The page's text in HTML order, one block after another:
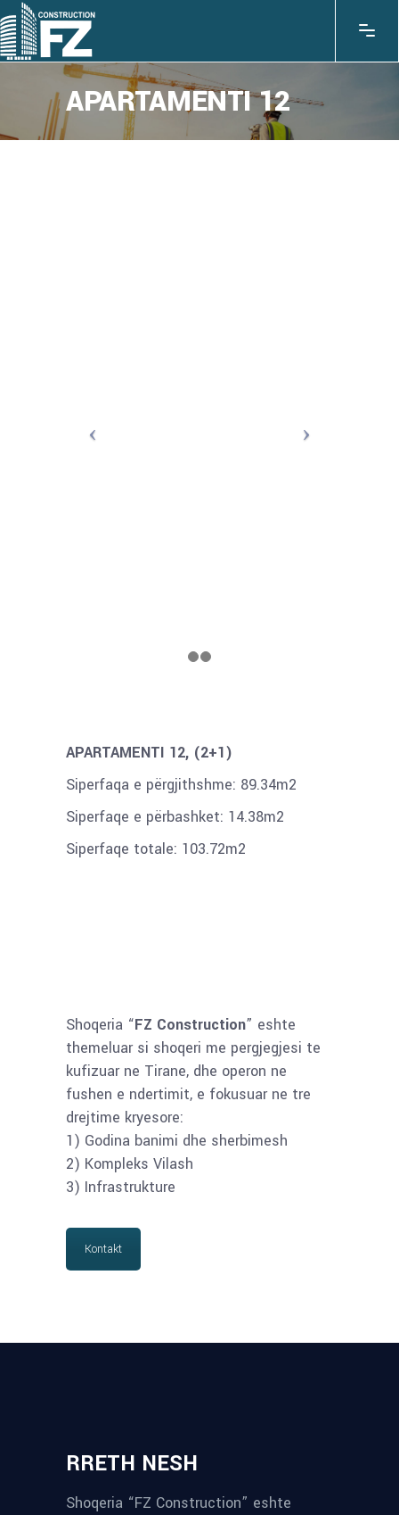
APARTAMENTI 12
APARTAMENTI 12, (2+1)
Siperfaqa e përgjithshme: 89.34m2
Siperfaqe e përbashket: 14.38m2
Siperfaqe totale: 103.72m2
Shoqeria “FZ Construction” eshte
themeluar si shoqeri me pergjegjesi te
kufizuar ne Tirane, dhe operon ne
fushen e ndertimit, e fokusuar ne tre
drejtime kryesore:
1) Godina banimi dhe sherbimesh
2) Kompleks Vilash
3) Infrastrukture
Kontakt
RRETH NESH
Shoqeria “FZ Construction” eshte